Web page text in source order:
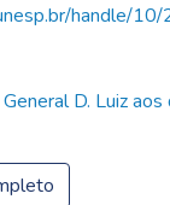
handle/
D. Luiz